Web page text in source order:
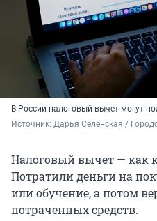
В России налоговый вычет могут
Источник: Дарья Селенская /
Налоговый вычет — как
Потратили деньги на
или обучение, а потом
потраченных средств.